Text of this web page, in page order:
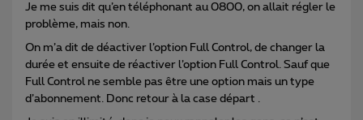
Je me suis dit qu’en téléphonant au 0800, on allait régler le
problème, mais non.
On m’a dit de déactiver l’option Full Control, de changer la
durée et ensuite de réactiver l’option Full Control. Sauf que
Full Control ne semble pas être une option mais un type
d’abonnement. Donc retour à la case départ .